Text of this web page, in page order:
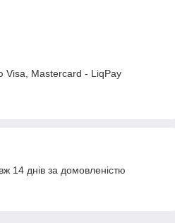
Visa, Mastercard - LiqPay
14 днів за домовленістю